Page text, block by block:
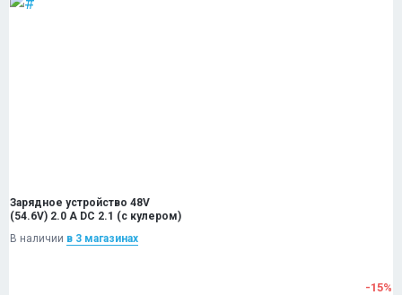
Зарядное устройство 48V
(54.6V) 2.0 A DC 2.1 (с кулером)
В наличии в 3 магазинах
-15%